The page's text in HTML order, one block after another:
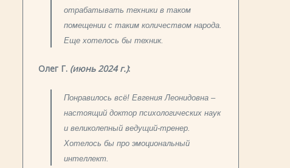
отрабатывать техники в таком
помещении с таким количеством народа.
Еще хотелось бы техник.
Олег Г. (июнь 2024 г.):
Понравилось всё! Евгения Леонидовна –
настоящий доктор психологических наук
и великолепный ведущий-тренер.
Хотелось бы про эмоциональный
интеллект.